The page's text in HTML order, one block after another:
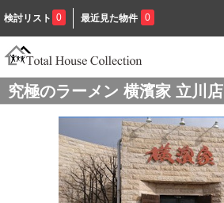
検討リスト 0 最近見た物件 0
究極のラーメン 横濱家 立川店